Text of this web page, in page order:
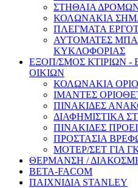
ΣΤΗΘΑΙΑ
ΚΟΛΩΝΑΚΙΑ
ΠΛΕΓΜΑΤΑ
ΑΥΤΟΜΑΤΕΣ
ΚΥΚΛΟΦΟΡΙΑΣ
ΕΞΟΠ/ΣΜΟΣ ΚΤΙΡΙΩΝ
ΟΙΚΙΩΝ
ΚΟΛΩΝΑΚΙΑ
ΙΜΑΝΤΕΣ
ΠΙΝΑΚΙΔΕΣ
ΔΙΑΦΗΜΙΣΤΙΚΑ
ΠΙΝΑΚΙΔΕΣ
ΠΡΟΣΤΑΣΙΑ
ΜΟΤΕΡ/ΣΕΤ ΓΙΑ
ΘΕΡΜΑΝΣΗ /
BETA-FACOM
ΠΑΙΧΝΙΔΙΑ STANLEY